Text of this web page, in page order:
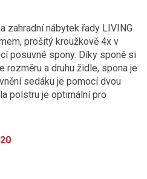
zahradní nábytek řady LIVING
prošitý kroužkově 4x v
posuvné spony. Díky sponě si
a druhu židle, spona je
sedáku je pomocí dvou
polstru je optimální pro